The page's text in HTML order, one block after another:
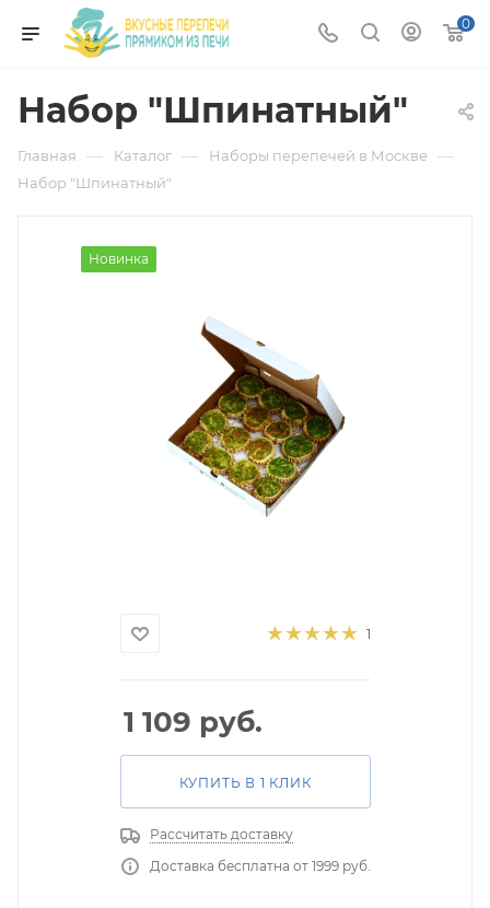
0
Набор "Шпинатный"
Главная — Каталог — Наборы перепечей в Москве —
Набор "Шпинатный"
Новинка
1
1 109 руб.
КУПИТЬ В 1 КЛИК
Рассчитать доставку
Доставка бесплатна от 1999 руб.